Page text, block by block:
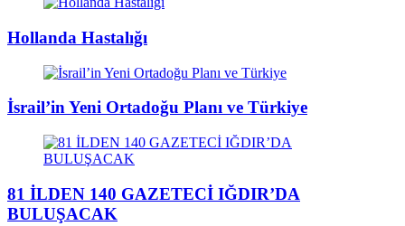
Hollanda Hastalığı
İsrail’in Yeni Ortadoğu Planı ve Türkiye
81 İLDEN 140 GAZETECİ IĞDIR’DA
BULUŞACAK